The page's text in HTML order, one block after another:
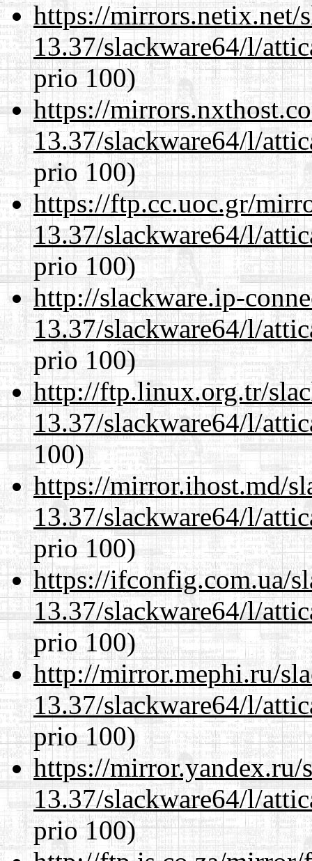
https://mirrors.netix.net/
13.37/slackware64/l/
prio 100)
https://
13.37/slackware64/l/
prio 100)
https://ftp.cc.uoc.gr/
13.37/slackware64/l/
prio 100)
http://slackware.ip-
13.37/slackware64/l/
prio 100)
http://ftp.linux.org.tr/
13.37/slackware64/l/
100)
https://mirror.ihost.md/
13.37/slackware64/l/
prio 100)
https://ifconfig.com.ua/
13.37/slackware64/l/
prio 100)
http://mirror.mephi.ru/
13.37/slackware64/l/
prio 100)
https://mirror.yandex.ru/
13.37/slackware64/l/
prio 100)